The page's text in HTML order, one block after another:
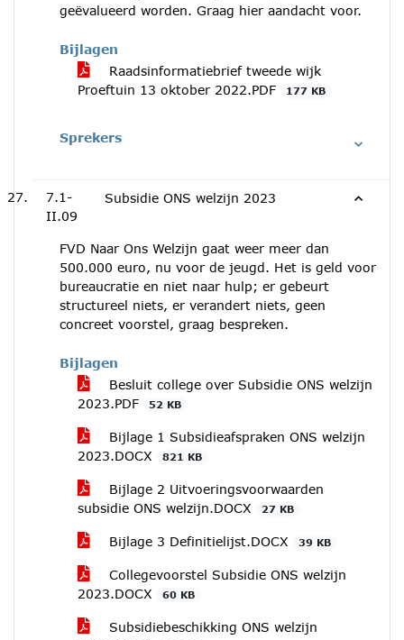
geëvalueerd worden. Graag hier aandacht voor.
Bijlagen
Raadsinformatiebrief tweede wijk
Proeftuin 13 oktober 2022.PDF
177 KB
Sprekers
7.1-
II.09
Subsidie ONS welzijn 2023
FVD Naar Ons Welzijn gaat weer meer dan
500.000 euro, nu voor de jeugd. Het is geld voor
bureaucratie en niet naar hulp; er gebeurt
structureel niets, er verandert niets, geen
concreet voorstel, graag bespreken.
Bijlagen
Besluit college over Subsidie ONS welzijn
2023.PDF
52 KB
Bijlage 1 Subsidieafspraken ONS welzijn
2023.DOCX
821 KB
Bijlage 2 Uitvoeringsvoorwaarden
subsidie ONS welzijn.DOCX
27 KB
Bijlage 3 Definitielijst.DOCX 39 KB
Collegevoorstel Subsidie ONS welzijn
2023.DOCX
60 KB
Subsidiebeschikking ONS welzijn